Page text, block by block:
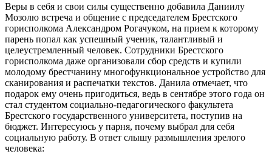
Веры в себя и свои силы существенно добавила Даниилу
Мозолю встреча и общение с председателем Брестского
горисполкома Александром Рогачуком, на прием к которому
парень попал как успешный ученик, талантливый и
целеустремленный человек. Сотрудники Брестского
горисполкома даже организовали сбор средств и купили
молодому брестчанину многофункциональное устройство для
сканирования и распечатки текстов. Данила отмечает, что
подарок ему очень пригодиться, ведь в сентябре этого года он
стал студентом социально-педагогического факультета
Брестского государственного университета, поступив на
бюджет. Интересуюсь у парня, почему выбрал для себя
социальную работу. В ответ слышу размышления зрелого
человека: